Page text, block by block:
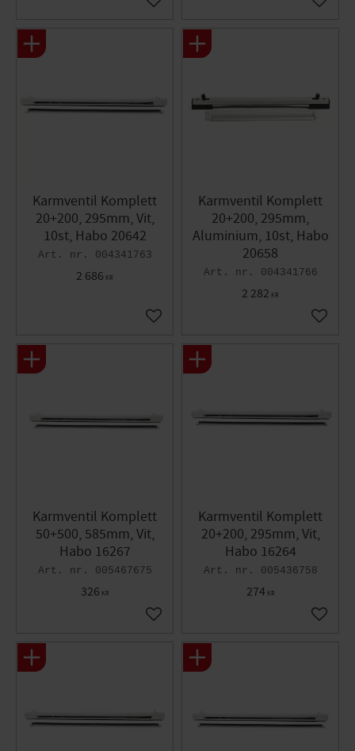
Lägg till i favoriter Lägg
Karmventil Komplett
20+200, 295mm, Vit,
10st, Habo 20642
004341763
2 686 KR
Lägg till i favoriter
Karmventil Komplett
20+200, 295mm,
Aluminium, 10st, Habo
20658
004341766
2 282 KR
Lägg
Karmventil Komplett
50+500, 585mm, Vit,
Habo 16267
005467675
326 KR
Lägg till i favoriter
Karmventil Komplett
20+200, 295mm, Vit,
Habo 16264
005436758
274KR
Lägg